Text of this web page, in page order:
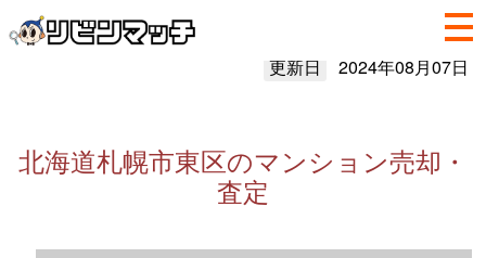
更新日 2024年08月07日
北海道札幌市東区のマンション売却・
査定